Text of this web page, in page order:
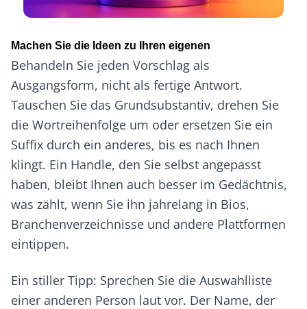
Machen Sie die Ideen zu Ihren eigenen
Behandeln Sie jeden Vorschlag als
Ausgangsform, nicht als fertige Antwort.
Tauschen Sie das Grundsubstantiv, drehen Sie
die Wortreihenfolge um oder ersetzen Sie ein
Suffix durch ein anderes, bis es nach Ihnen
klingt. Ein Handle, den Sie selbst angepasst
haben, bleibt Ihnen auch besser im Gedächtnis,
was zählt, wenn Sie ihn jahrelang in Bios,
Branchenverzeichnisse und andere Plattformen
eintippen.
Ein stiller Tipp: Sprechen Sie die Auswahlliste
einer anderen Person laut vor. Der Name, der